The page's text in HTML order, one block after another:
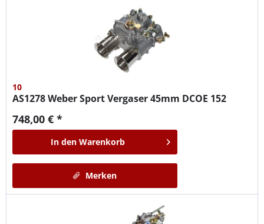
10
AS1278Weber Sport Vergaser 45mm DCOE 152
748,00 € *
In den Warenkorb
Merken